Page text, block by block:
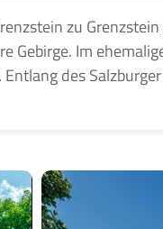
zu
Gebirge. Im
des